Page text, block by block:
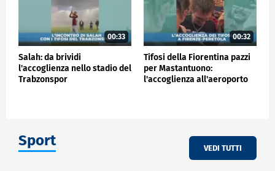
00:33
Salah: da brividi
l'accoglienza nello stadio del
Trabzonspor
00:32
Tifosi della Fiorentina pazzi
per Mastantuono:
l'accoglienza all'aeroporto
Sport VEDI TUTTI